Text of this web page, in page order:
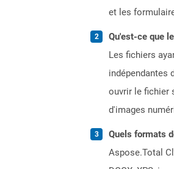
et les
Qu'est-ce que
Les fichiers
indépendantes
ouvrir le fichier
d'images
Quels formats
Aspose.Total